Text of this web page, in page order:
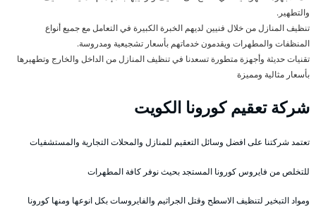
والتطهير.
تنظيف المنازل من خلال فنيين لديهم الخبرة الكبيرة في التعامل مع جميع أنواع
المنظفات والمطهرات ويقدمون خدماتهم بأسعار تشجيعية ومدروسة.
تقنيات حديثة وأجهزة متطورة تسعدنا في تنظيف المنازل من الداخل والخارج وتطهيرها
بأسعار مثالية ومميزة
شركة تعقيم كورونا الكويت
تعتمد شركتنا على افضل وسائل التعقيم للمنازل والمحلات التجارية والمستشفيات
للتخلص من فايروس كورونا المستجد بحيث نوفر كافة المطهرات
ومواد التبخير لتنظيف الاسطح وقتل الجراثيم والفايروسات بكل انوعها ومنها كورونا